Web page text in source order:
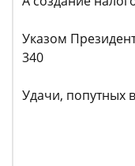
Указом
340
Удачи, попутных